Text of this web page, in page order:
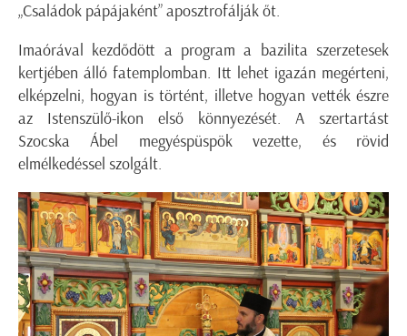
„Családok pápájaként” aposztrofálják őt.
Imaórával kezdődött a program a bazilita szerzetesek
kertjében álló fatemplomban. Itt lehet igazán megérteni,
elképzelni, hogyan is történt, illetve hogyan vették észre
az Istenszülő-ikon első könnyezését. A szertartást
Szocska Ábel megyéspüspök vezette, és rövid
elmélkedéssel szolgált.